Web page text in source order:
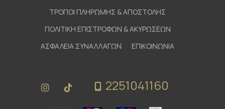
ΤΡΟΠΟΙ ΠΛΗΡΩΜΗΣ & ΑΠΟΣΤΟΛΗΣ
ΠΟΛΙΤΙΚΗ ΕΠΙΣΤΡΟΦΩΝ & ΑΚΥΡΩΣΕΩΝ
ΑΣΦΑΛΕΙΑ ΣΥΝΑΛΛΑΓΩΝ
ΕΠΙΚΟΙΝΩΝΙΑ
2251041160